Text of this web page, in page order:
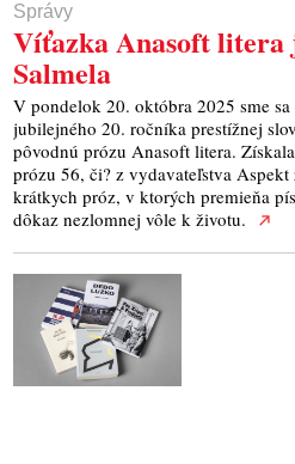
Správy
Víťazka Anasoft litera
Salmela
V pondelok 20. októbra 2025 sme
jubilejného 20. ročníka prestížnej
pôvodnú prózu Anasoft litera.
prózu 56, či? z vydavateľstva
krátkych próz, v ktorých premieňa
dôkaz nezlomnej vôle k životu.